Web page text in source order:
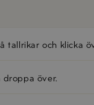
tallrikar och klicka
droppa över.